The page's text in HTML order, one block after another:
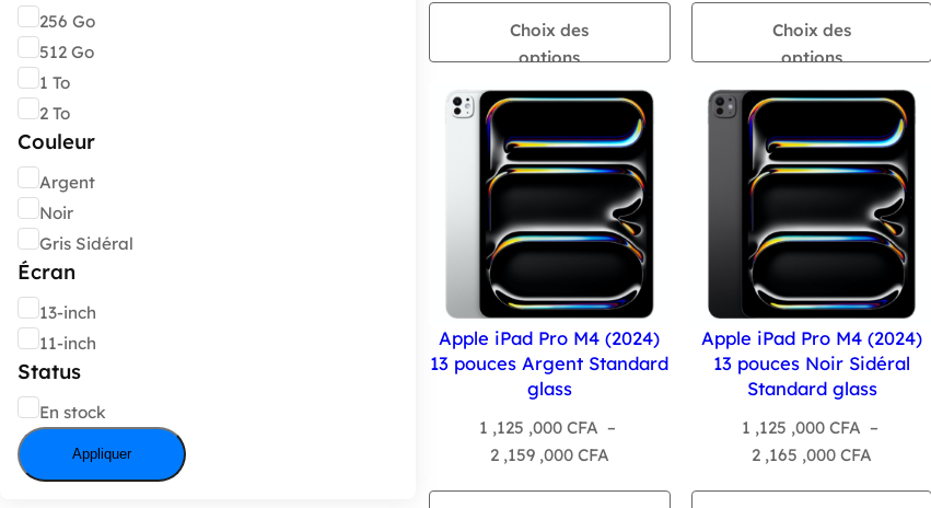
Capacité
256 Go
512 Go
1 To
2 To
Couleur
Couleur
Argent
Noir
Gris Sidéral
Écran
Écran13-inch
11-inch
Status
ÉtatEn stock
Appliquer
,000 CFA
2
,255
,000 CFA
Choix des
options
,000 CFA
1
,999
,000 CFA
Choix des
options
Apple iPad Pro M4 (2024)
13 pouces Argent Standard
glass
1 ,125 ,000 CFA –
2 ,159 ,000 CFAPlage
Apple iPad Pro M4 (2024)
13 pouces Noir Sidéral
Standard glass
1 ,125 ,000 CFA –
2 ,165 ,000CFA